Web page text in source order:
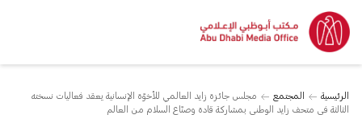
الرئيسية المجتمع
مجلس جائزة زايد العالمي للأخوّة الإنسانية يعقد فعاليات نسخته
الثالثة في متحف زايد الوطني بمشاركة قادة وصنّاع السلام من العالم